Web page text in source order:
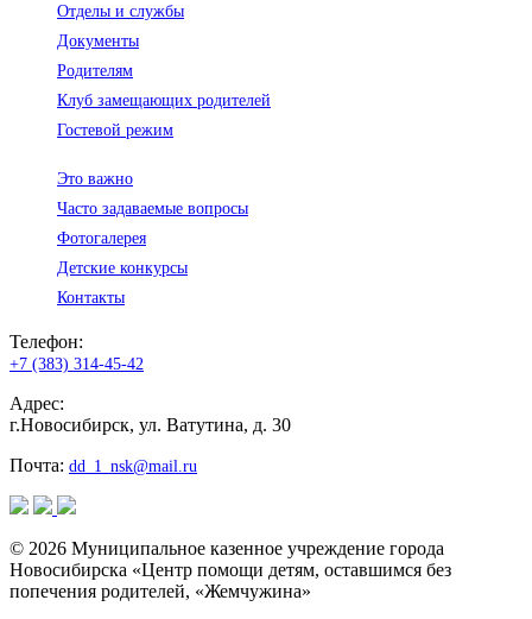
Отделы и службы
Документы
Родителям
Клуб замещающих родителей
Гостевой режим
Это важно
Часто задаваемые вопросы
Фотогалерея
Детские конкурсы
Контакты
Телефон:
+7 (383) 314-45-42
Адрес:
г.Новосибирск, ул. Ватутина, д. 30
Почта: dd_1_nsk@mail.ru
© 2026 Муниципальное казенное учреждение города
Новосибирска «Центр помощи детям, оставшимся без
попечения родителей, «Жемчужина»